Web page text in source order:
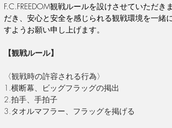
F.C.FREEDOM観戦ルールを設けさせていただ
だき、安心と安全を感じられる観戦環境を一緒
すようお願い申し上げます。
【観戦ルール】
〈観戦時の許容される行為〉
1.横断幕、ビッグフラッグの掲出
2.拍手、手拍子
3.タオルマフラー、フラッグを掲げる